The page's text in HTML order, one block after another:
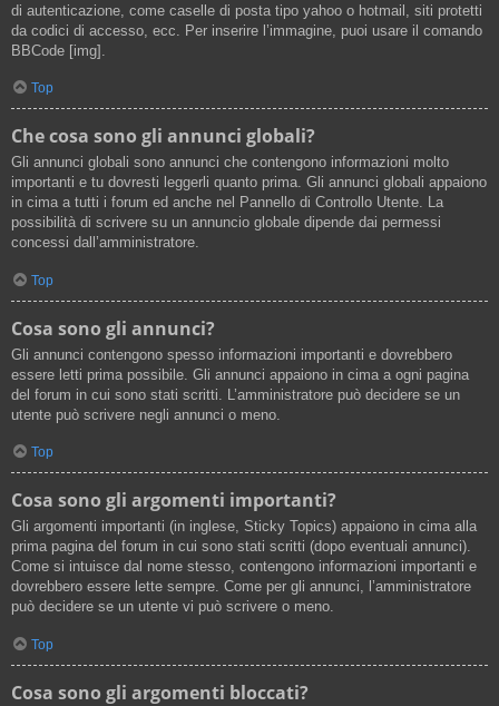
di autenticazione, come caselle di posta tipo yahoo o hotmail, siti protetti
da codici di accesso, ecc. Per inserire l’immagine, puoi usare il comando
BBCode [img].
Top
Che cosa sono gli annunci globali?
Gli annunci globali sono annunci che contengono informazioni molto
importanti e tu dovresti leggerli quanto prima. Gli annunci globali appaiono
in cima a tutti i forum ed anche nel Pannello di Controllo Utente. La
possibilità di scrivere su un annuncio globale dipende dai permessi
concessi dall’amministratore.
Top
Cosa sono gli annunci?
Gli annunci contengono spesso informazioni importanti e dovrebbero
essere letti prima possibile. Gli annunci appaiono in cima a ogni pagina
del forum in cui sono stati scritti. L’amministratore può decidere se un
utente può scrivere negli annunci o meno.
Top
Cosa sono gli argomenti importanti?
Gli argomenti importanti (in inglese, Sticky Topics) appaiono in cima alla
prima pagina del forum in cui sono stati scritti (dopo eventuali annunci).
Come si intuisce dal nome stesso, contengono informazioni importanti e
dovrebbero essere lette sempre. Come per gli annunci, l’amministratore
può decidere se un utente vi può scrivere o meno.
Top
Cosa sono gli argomenti bloccati?